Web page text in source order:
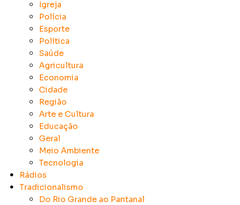
Igreja
Polícia
Esporte
Política
Saúde
Agricultura
Economia
Cidade
Região
Arte e Cultura
Educação
Geral
Meio Ambiente
Tecnologia
Rádios
Tradicionalismo
Do Rio Grande ao Pantanal